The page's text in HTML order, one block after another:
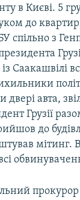
в Києві. 5
до
спільно з
Саакашвілі
авта,
Грузії
до
мітинг.